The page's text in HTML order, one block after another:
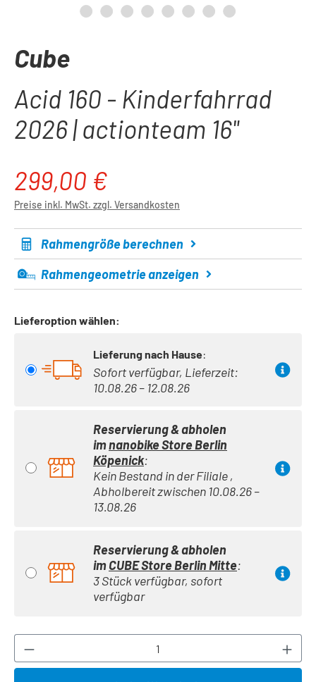
Cube
Acid 160 - Kinderfahrrad
2026 | actionteam 16"
Regulärer Preis:
299,00 €
Preise inkl. MwSt. zzgl. Versandkosten
Rahmengröße berechnen
Rahmengeometrie anzeigen
Lieferoption wählen:
Lieferung nach Hause:
Sofort verfügbar, Lieferzeit:
10.08.26 – 12.08.26
Reservierung & abholen
imnanobike Store Berlin
Köpenick:
Kein Bestand in der Filiale ,
Abholbereit zwischen 10.08.26 –
13.08.26
Reservierung & abholen
imCUBE Store Berlin Mitte:
3 Stück verfügbar, sofort
verfügbar
Produkt Anzahl: Gib den gewünschten